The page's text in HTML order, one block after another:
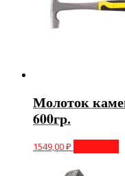
Молоток
600гр.
1549,00₽